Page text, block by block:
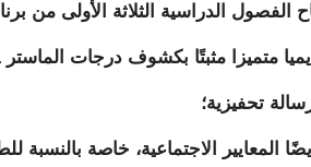
الفصول الدراسية الثلاثة الأولى من
مثبتًا بكشوف درجات الماستر 1 والماستر 2؛
تحفيزية؛
المعايير الاجتماعية، خاصة